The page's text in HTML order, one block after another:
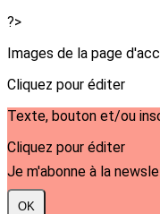
?>
Images de la page
Cliquez pour éditer
Texte, bouton et/ou
Cliquez pour éditer
Je m'abonne à la
OK